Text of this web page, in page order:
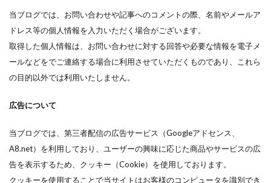
当ブログでは、お問い合わせや記事へのコメントの際、名前やメールア
ドレス等の個人情報を入力いただく場合がございます。
取得した個人情報は、お問い合わせに対する回答や必要な情報を電子メ
ールなどをでご連絡する場合に利用させていただくものであり、これら
の目的以外では利用いたしません。
広告について
当ブログでは、第三者配信の広告サービス（Googleアドセンス、
A8.net）を利用しており、ユーザーの興味に応じた商品やサービスの広
告を表示するため、クッキー（Cookie）を使用しております。
クッキーを使用することで当サイトはお客様のコンピュータを識別でき